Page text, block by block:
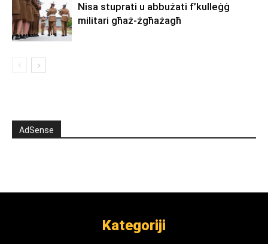
Nisa stuprati u abbużati f’kulleġġ
militari għaż-żgħażagħ
AdSense
Kategoriji